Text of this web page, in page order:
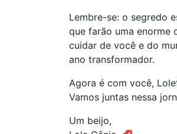
Lembre-se: o segredo
que farão uma enorme
cuidar de você e do
ano transformador.
Agora é com você,
Vamos juntas nessa
Um beijo,